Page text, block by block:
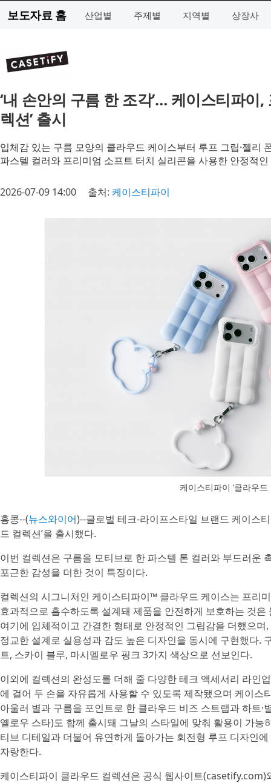
보도자료 홈 산업별 주제별 지역별 상장사
‘내 손안의 구름 한 조각’… 케이스티파이
렉션’ 출시
입체감 있는 구름 모양의 클라우드 케이스부터 루프 그립·젤리
파스텔 컬러와 프리미엄 소프트 터치 실리콘을 사용한 안정적
2026-07-09 14:00 출처: 케이스티파이
케이스티파이 ‘클라우드
홍콩--(뉴스와이어)--글로벌 테크-라이프스타일 브랜드 케이스
드 컬렉션’을 출시했다.
이번 컬렉션은 구름을 모티브로 한 파스텔 톤 컬러와 부드러운
포근한 감성을 더한 것이 특징이다.
컬렉션의 시그니처인 케이스티파이™ 클라우드 케이스는 프리
효과적으로 흡수하도록 설계돼 제품을 안전하게 보호하는 것
여기에 입체적이고 간결한 형태로 안정적인 그립감을 더했으
정교한 설계로 실용성과 감도 높은 디자인을 동시에 구현했다.
트, 스카이 블루, 마시멜로우 핑크 3가지 색상으로 선보인다.
이외에 컬렉션의 완성도를 더해 줄 다양한 테크 액세서리 라인
에 걸어 두 손을 자유롭게 사용할 수 있도록 제작됐으며 케이스
아울러 별과 구름을 포인트로 한 클라우드 비즈 스트랩과 하트·
옐로우 스타)도 함께 출시돼 그날의 스타일에 맞춰 활용이 가
티브 디테일과 더불어 유연하게 돌아가는 회전형 루프 디자인
자랑한다.
케이스티파이 클라우드 컬렉션은 공식 웹사이트